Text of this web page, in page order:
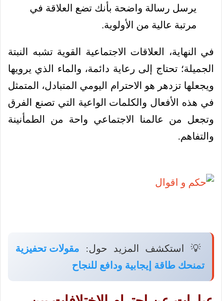
يرسل رسالة واضحة بأنك تضع العلاقة في
مرتبة عالية من الأولوية.
في النهاية، العلاقات الاجتماعية القوية تشبه النبتة
الجميلة؛ تحتاج إلى رعاية دائمة، والماء الذي يرويها
ويجعلها تزدهر هو الاحترام اليومي المتبادل، المتمثل
في هذه الأفعال والكلمات الواعية التي تصنع الفرق
وتجعل من عالمنا الاجتماعي واحة من الطمأنينة
والتفاهم.
💡 استكشف المزيد حول: مقولات تحفيزية
تمنحك طاقة إيجابية ودافع للنجاح